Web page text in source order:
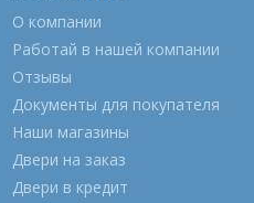
О компании
Работай в нашей компании
Отзывы
Документы для покупателя
Наши магазины
Двери на заказ
Двери в кредит